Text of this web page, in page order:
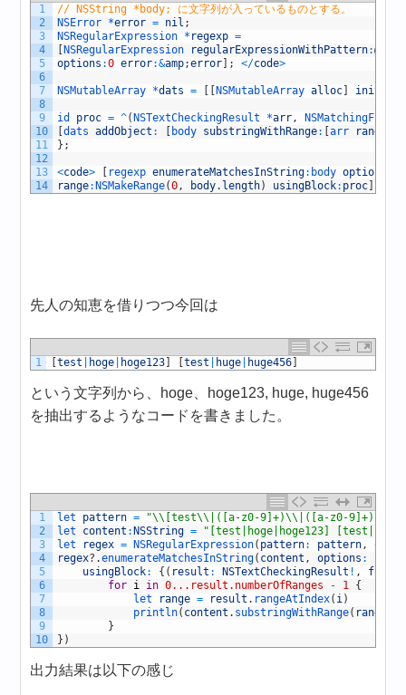
1
2
3
4
5
6
7
8
9
10
11
12
13
14
// NSString *body; に文字列が入っているものとする。
NSError *error = nil ;
NSRegularExpression * regexp =
NSRegularExpression regularExpressionWithPattern:@
options :0 error:&amp;error ; </code>
NSMutableArray *dats = NSMutableArray alloc init
id proc = ^( NSTextCheckingResult *arr,
NSMatchingFlags
[dats addObject : body substringWithRange: [arr
} ;
<code> regexp enumerateMatchesInString: body options
range: NSMakeRange(0, body. length) usingBlock: proc
先人の知恵を借りつつ今回は
1 [test hoge hoge123 [test huge huge456
という文字列から、hoge、hoge123, huge, huge456
を抽出するようなコードを書きました。
1
2
3
4
5
6
7
8
9
10
let pattern =
"\\[test\\|([a-z0-9]+)\\|([a-z0-9]+)\\]"
let content : NSString =
"[test|hoge|hoge123]
let
regex = NSRegularExpression( pattern: pattern,
regex? .enumerateMatchesInString( content , options :
usingBlock: { ( result : NSTextCheckingResult ! , flags
for i in 0...result.numberOfRanges - 1 {
let
range = result . rangeAtIndex( i)
println( content . substringWithRange( range
}
} )
出力結果は以下の感じ